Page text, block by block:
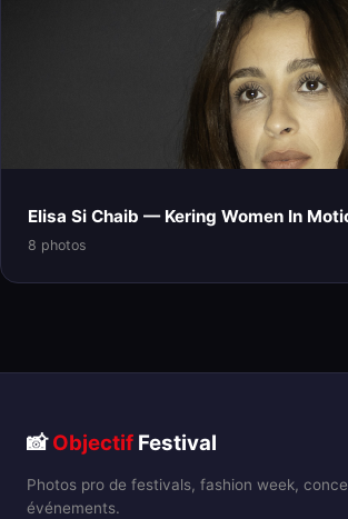
Elisa Si Chaib — Kering Women In
8 photos
📸Objectif Festival
Photos pro de festivals, fashion week,
événements.